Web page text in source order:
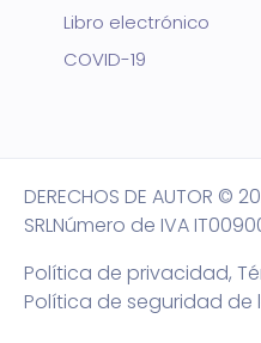
Libro electrónico
COVID-19
DERECHOS DE AUTOR ©
SRLNúmero de IVA
Política de privacidad,
Política de seguridad de